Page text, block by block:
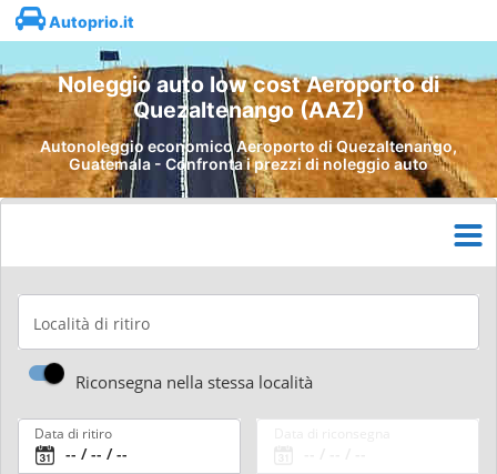
Autoprio.it
Noleggio auto low cost Aeroporto di
Quezaltenango (AAZ)
Autonoleggio economico Aeroporto di Quezaltenango,
Guatemala - Confronta i prezzi di noleggio auto
Località di ritiro
Riconsegna nella stessa località
Data di ritiro